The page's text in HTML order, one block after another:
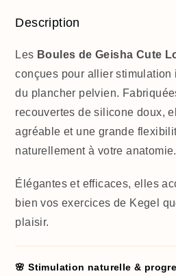
Description
Les Boules de Geisha Cute
conçues pour allier stimulation
du plancher pelvien.
recouvertes de silicone doux,
agréable et une grande
naturellement à votre anatomie.
Élégantes et efficaces, elles
bien vos exercices de Kegel
plaisir.
🌸 Stimulation naturelle &